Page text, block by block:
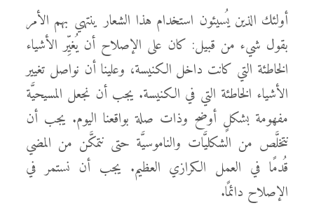
أولئك الذين يُسيئون استخدام هذا الشعار ينتهي بهم الأمر
بقول شيء من قبيل: كان على الإصلاح أن يُغيِّر الأشياء
الخاطئة التي كانت داخل الكنيسة، وعلينا أن نواصل تغيير
الأشياء الخاطئة التي في الكنيسة. يجب أن نجعل المسيحيَّة
مفهومة بشكلٍ أوضح وذات صلة بواقعنا اليوم. يجب أن
نتخلَّص من الشكليَّات والناموسيَّة حتى نتمكَّن من المضي
قُدمًا في العمل الكرازي العظيم. يجب أن نستمر في
الإصلاح دائمًا.